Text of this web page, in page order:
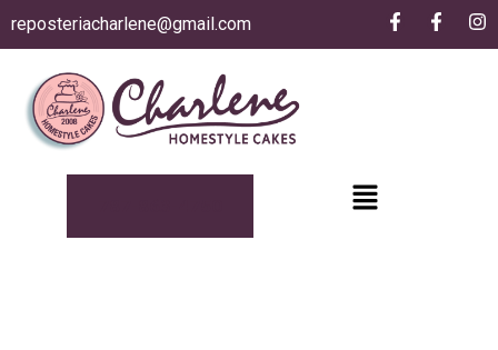
reposteriacharlene@gmail.com